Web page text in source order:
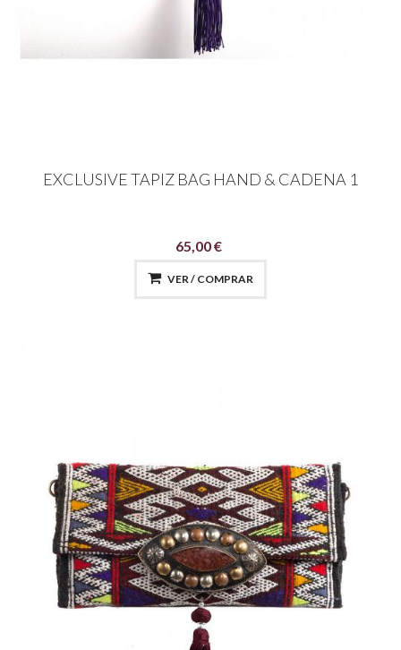
EXCLUSIVE TAPIZ BAG HAND & CADENA 1
65,00 €
VER / COMPRAR